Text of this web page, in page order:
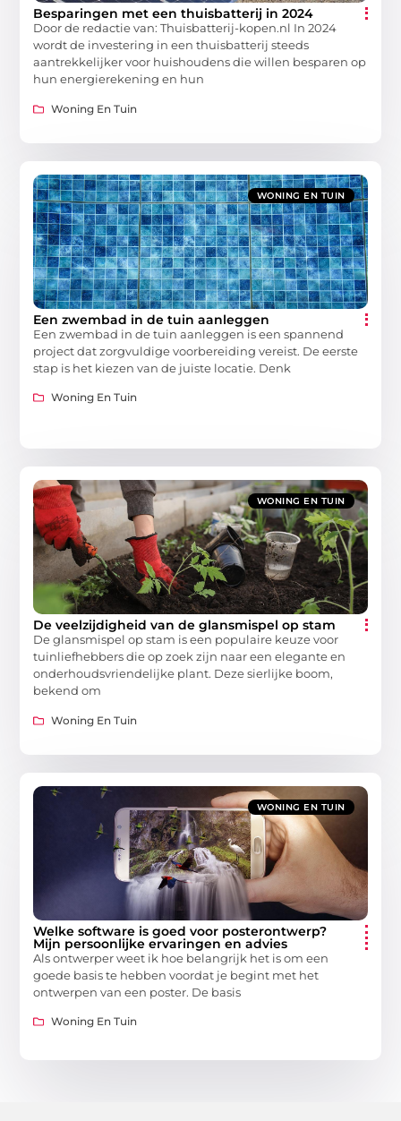
Besparingen met een thuisbatterij in 2024
Door de redactie van: Thuisbatterij-kopen.nl In 2024
wordt de investering in een thuisbatterij steeds
aantrekkelijker voor huishoudens die willen besparen op
hun energierekening en hun
Woning En Tuin
WONING EN TUIN
Een zwembad in de tuin aanleggen
Een zwembad in de tuin aanleggen is een spannend
project dat zorgvuldige voorbereiding vereist. De eerste
stap is het kiezen van de juiste locatie. Denk
Woning En Tuin
WONING EN TUIN
De veelzijdigheid van de glansmispel op stam
De glansmispel op stam is een populaire keuze voor
tuinliefhebbers die op zoek zijn naar een elegante en
onderhoudsvriendelijke plant. Deze sierlijke boom,
bekend om
Woning En Tuin
WONING EN TUIN
Welke software is goed voor posterontwerp?
Mijn persoonlijke ervaringen en advies
Als ontwerper weet ik hoe belangrijk het is om een
goede basis te hebben voordat je begint met het
ontwerpen van een poster. De basis
Woning En Tuin